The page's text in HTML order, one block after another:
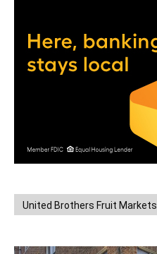
United Brothers Fruit Markets